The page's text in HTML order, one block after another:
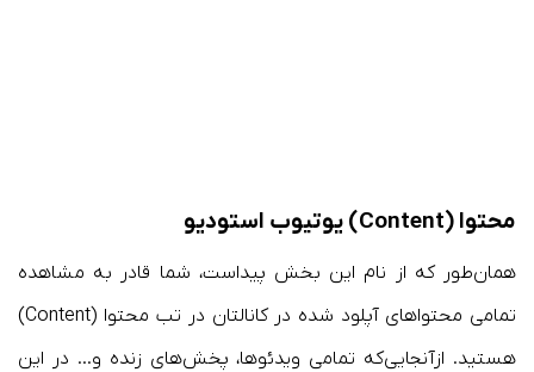
محتوا (Content) یوتیوب استودیو
همان‌طور که از نام این بخش پیداست، شما قادر به مشاهده
تمامی محتواهای آپلود شده در کانالتان در تب محتوا (Content)
هستید. ازآنجایی‌که تمامی ویدئوها، پخش‌های زنده و… در این